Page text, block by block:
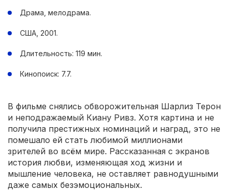
Драма, мелодрама.
США, 2001.
Длительность: 119 мин.
Кинопоиск: 7.7.
В фильме снялись обворожительная Шарлиз Терон
и неподражаемый Киану Ривз. Хотя картина и не
получила престижных номинаций и наград, это не
помешало ей стать любимой миллионами
зрителей во всём мире. Рассказанная с экранов
история любви, изменяющая ход жизни и
мышление человека, не оставляет равнодушными
даже самых безэмоциональных.